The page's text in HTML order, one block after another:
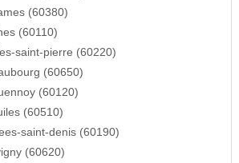
(60380)
(60110)
saint-pierre (60220)
(60650)
(60120)
(60510)
saint-denis (60190)
(60620)